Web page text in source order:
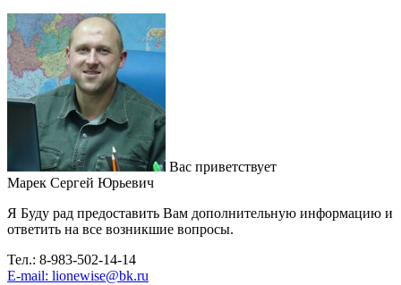
Вас приветствует
Марек Сергей Юрьевич
Я Буду рад предоставить Вам дополнительную информацию и
ответить на все возникшие вопросы.
Тел.: 8-983-502-14-14
E-mail: lionewise@bk.ru